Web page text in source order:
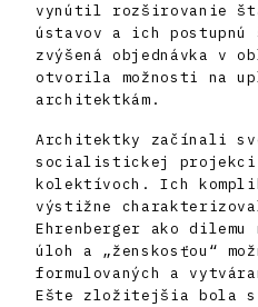
vynútil rozširovanie
ústavov a ich
zvýšená objednávka v
otvorila možnosti na
architektkám.
Architektky začínali
socialistickej projekcii
kolektívoch. Ich
výstižne
Ehrenberger ako dilemu
úloh a „ženskosťou“
formulovaných a
Ešte zložitejšia bola